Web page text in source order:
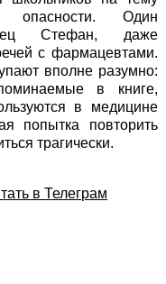
Один
Стефан, даже
с фармацевтами.
вполне разумно:
в книге,
в медицине
попытка повторить
трагически.
в Телеграм